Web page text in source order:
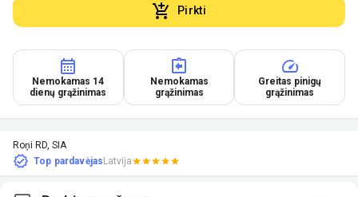
Pirkti
Nemokamas 14
dienų grąžinimas
Nemokamas
grąžinimas
Greitas pinigų
grąžinimas
Roņi RD, SIA
Top pardavėjasLatvija